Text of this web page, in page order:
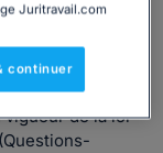
de
les 4 ans) avec
organisés,
entretien
de la loi
Juritravail.com
continuer